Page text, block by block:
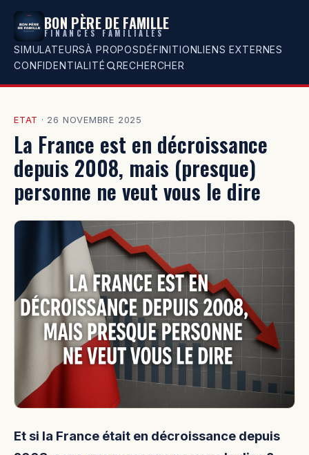
BON PÈRE DE FAMILLE
FINANCES FAMILIALES
SIMULATEURSÀ PROPOSDÉFINITIONLIENS EXTERNES
CONFIDENTIALITÉ
RECHERCHER
ETAT · 26 NOVEMBRE 2025
La France est en décroissance
depuis 2008, mais (presque)
personne ne veut vous le dire
Et si la France était en décroissance depuis